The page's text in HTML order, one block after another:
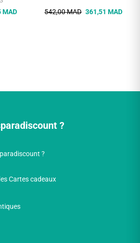
MAD 542,00 MAD 361,51 MAD
?
?
Cartes cadeaux